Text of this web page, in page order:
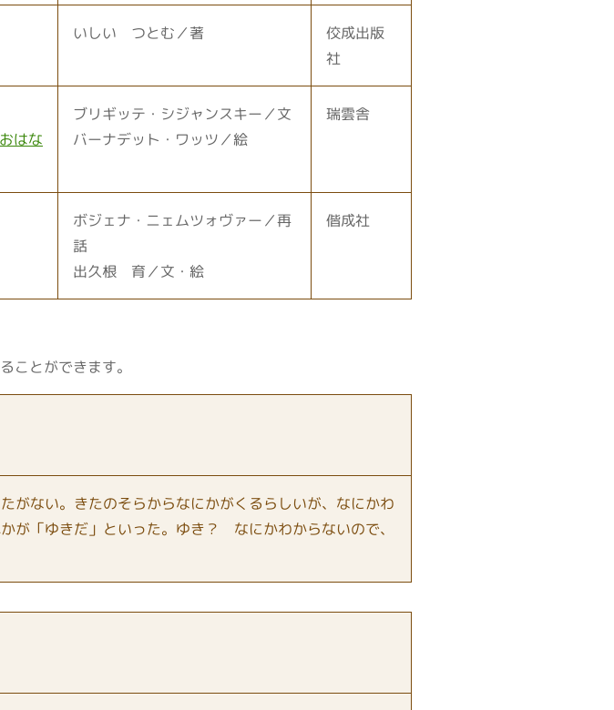
いしい つとむ／著
佼成出版
社
はな
ブリギッテ・シジャンスキー／文
バーナデット・ワッツ／絵
瑞雲舎
ボジェナ・ニェムツォヴァー／再
話
出久根 育／文・絵
偕成社
ことができます。
がない。きたのそらからなにかがくるらしいが、なにかわ
が「ゆきだ」といった。ゆき？ なにかわからないので、